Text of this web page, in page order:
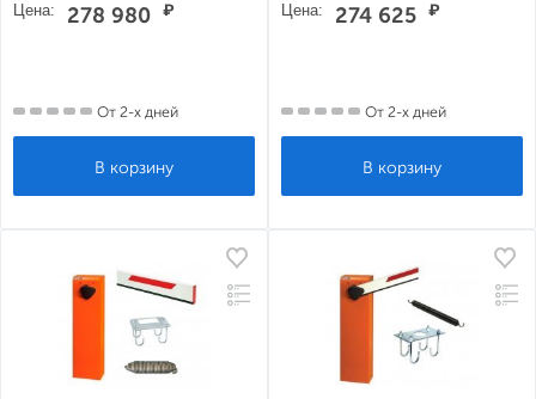
Цена: 278 980 ₽
От 2-х дней
Цена: 274 625 ₽
От 2-х дней